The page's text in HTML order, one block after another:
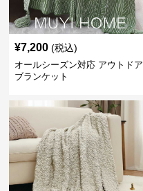
¥7,200 (税込)
オールシーズン対応 アウトドア
ブランケット